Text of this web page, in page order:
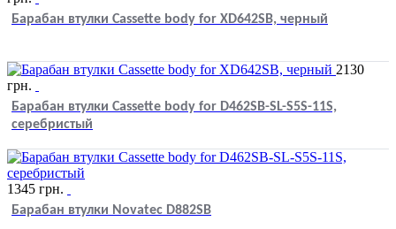
Барабан втулки Cassette body for XD642SB, черный
2130
грн.
Барабан втулки Cassette body for D462SB-SL-S5S-11S,
серебристый
1345 грн.
Барабан втулки Novatec D882SB